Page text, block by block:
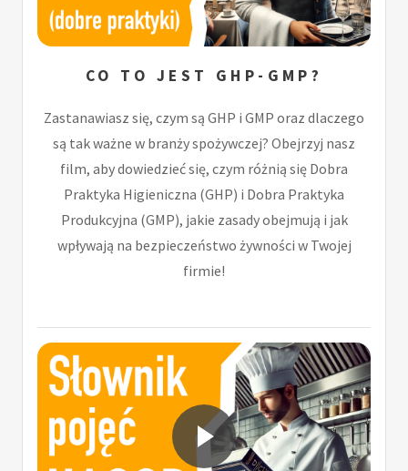
CO TO JEST GHP-GMP?
Zastanawiasz się, czym są GHP i GMP oraz dlaczego
są tak ważne w branży spożywczej? Obejrzyj nasz
film, aby dowiedzieć się, czym różnią się Dobra
Praktyka Higieniczna (GHP) i Dobra Praktyka
Produkcyjna (GMP), jakie zasady obejmują i jak
wpływają na bezpieczeństwo żywności w Twojej
firmie!